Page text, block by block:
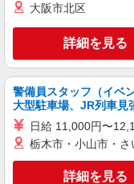
株式会社シエロ
人気
【
（規定あり） ゜+
+゜
頂く
い
+゜
キープ
大阪市北区
詳細を見る
警備員スタッフ（イベ
大型駐車場、JR列車見
日給 11,000円〜
栃木市・小山市・
詳細を見る